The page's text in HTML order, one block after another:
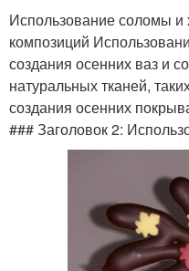
Использование соломы и
композиций
создания осенних ваз и
натуральных тканей,
создания осенних
### Заголовок 2: